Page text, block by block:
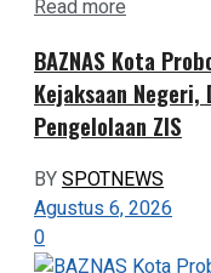
Read more
BAZNAS Kota
Kejaksaan
Pengelolaan ZIS
BYSPOTNEWS
Agustus 6, 2026
0